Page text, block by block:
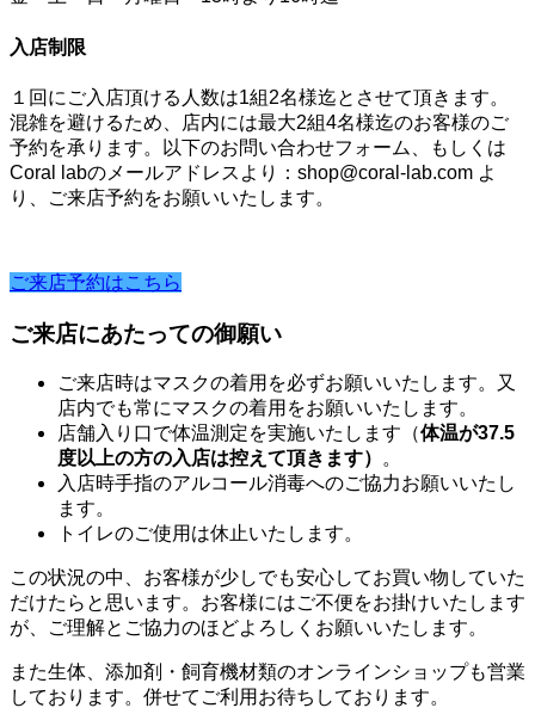
入店制限
１回にご入店頂ける人数は1組2名様迄とさせて頂きます。
混雑を避けるため、店内には最大2組4名様迄のお客様のご
予約を承ります。以下のお問い合わせフォーム、もしくは
Coral labのメールアドレスより：shop@coral-lab.com よ
り、ご来店予約をお願いいたします。
ご来店予約はこちら
ご来店にあたっての御願い
ご来店時はマスクの着用を必ずお願いいたします。又
店内でも常にマスクの着用をお願いいたします。
店舗入り口で体温測定を実施いたします（体温が37.5
度以上の方の入店は控えて頂きます） 。
入店時手指のアルコール消毒へのご協力お願いいたし
ます。
トイレのご使用は休止いたします。
この状況の中、お客様が少しでも安心してお買い物していた
だけたらと思います。お客様にはご不便をお掛けいたします
が、ご理解とご協力のほどよろしくお願いいたします。
また生体、添加剤・飼育機材類のオンラインショップも営業
しております。併せてご利用お待ちしております。